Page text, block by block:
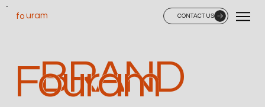
CONTACT US
uram
fo
BRAND
Fouram